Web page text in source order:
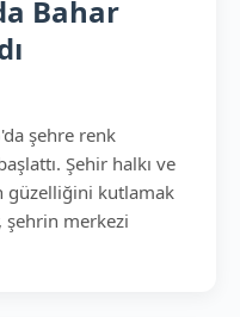
Bahar
şehre renk
Şehir halkı ve
güzelliğini kutlamak
şehrin merkezi